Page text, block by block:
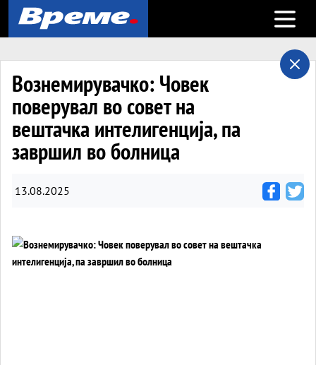
Open
Вознемирувачко: Човек
поверувал во совет на
вештачка интелигенција, па
завршил во болница
13.08.2025